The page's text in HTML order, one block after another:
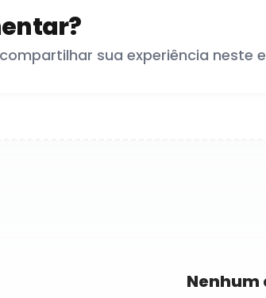
sua experiência neste